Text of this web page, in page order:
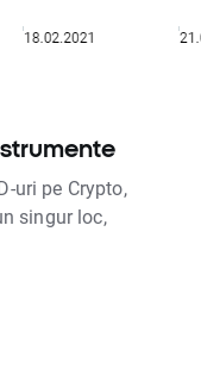
uri pe Crypto,
singur loc,